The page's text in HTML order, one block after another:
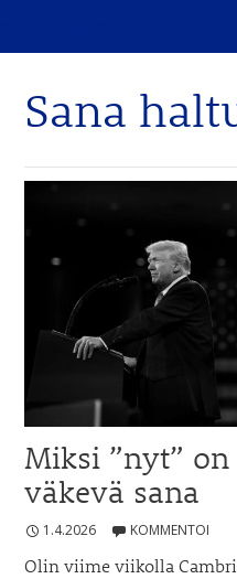
Sana
Miksi ”nyt”
väkevä sana
1.4.2026 KOMMENTOI
Olin viime viikolla